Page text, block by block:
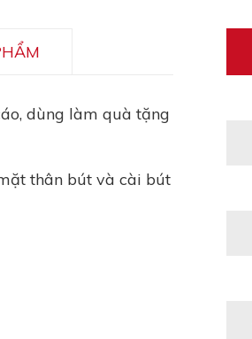
dùng làm quà tặng
thân bút và cài bút